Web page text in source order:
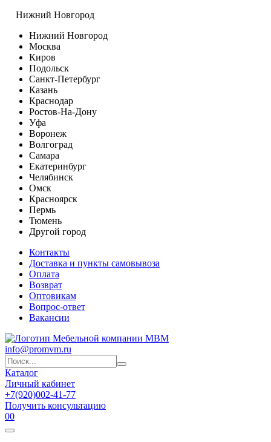
Нижний Новгород
Нижний Новгород
Москва
Киров
Подольск
Санкт-Петербург
Казань
Краснодар
Ростов-На-Дону
Уфа
Воронеж
Волгоград
Самара
Екатеринбург
Челябинск
Омск
Красноярск
Пермь
Тюмень
Другой город
Контакты
Доставка и пункты самовывоза
Оплата
Возврат
Оптовикам
Вопрос-ответ
Вакансии
info@promvm.ru
Каталог
Личный кабинет
+7(920)002-41-77
Получить консультацию
00